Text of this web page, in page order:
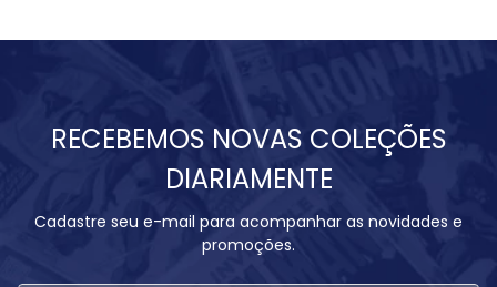
RECEBEMOS NOVAS COLEÇÕES
DIARIAMENTE
Cadastre seu e-mail para acompanhar as novidades e
promoções.